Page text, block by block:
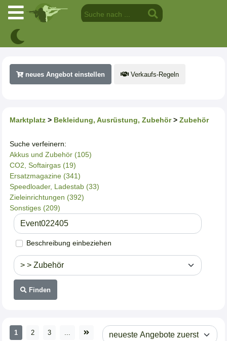
neues Angebot einstellen Verkaufs-Regeln
Marktplatz > Bekleidung, Ausrüstung, Zubehör> Zubehör
Suche verfeinern:
Akkus und Zubehör (105)
CO2, Softairgas (19)
Ersatzmagazine (341)
Speedloader, Ladestab (33)
Zieleinrichtungen (392)
Sonstiges (209)
Beschreibung einbeziehen
Finden
1 2 3